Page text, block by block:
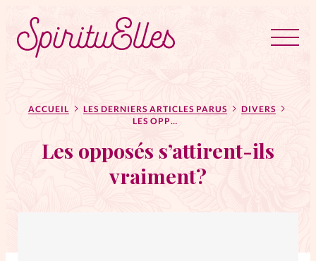
Tous les articles
Actus
Actus au féminin
ACCUEIL LES DERNIERS ARTICLES PARUS
DIVERS
LES OPPOSÉS S’ATTIRENT-ILS VRAIMENT?
Les opposés s’attirent-ils
vraiment?